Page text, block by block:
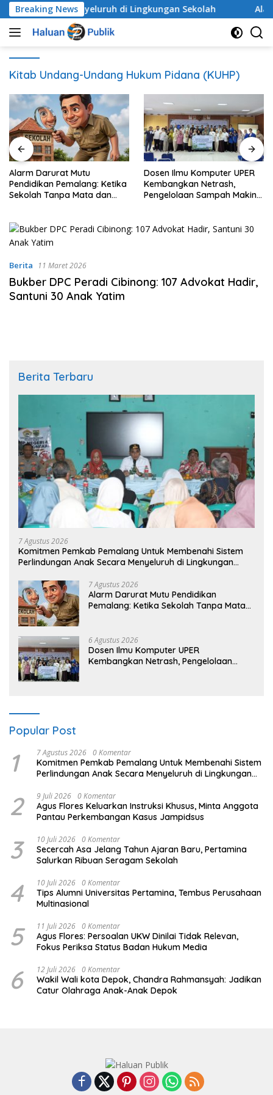
Langsung
ke
konten
Breaking News
Secara Menyeluruh di Lingkungan Sekolah
Kitab Undang-Undang Hukum Pidana (KUHP)
Alarm Darurat Mutu
Pendidikan Pemalang: Ketika
Sekolah Tanpa Mata dan
Dosen Ilmu Komputer UPER
Kembangkan Netrash,
Pengelolaan Sampah Makin
Berita 11 Maret 2026
Bukber DPC Peradi Cibinong: 107 Advokat Hadir,
Santuni 30 Anak Yatim
Berita Terbaru
7 Agustus 2026
Komitmen Pemkab Pemalang Untuk Membenahi Sistem
Perlindungan Anak Secara Menyeluruh di Lingkungan
7 Agustus 2026
Alarm Darurat Mutu Pendidikan
Pemalang: Ketika Sekolah Tanpa Mata
6 Agustus 2026
Dosen Ilmu Komputer UPER
Kembangkan Netrash, Pengelolaan
Popular Post
1 7 Agustus 2026 0 Komentar
Komitmen Pemkab Pemalang Untuk Membenahi Sistem
Perlindungan Anak Secara Menyeluruh di Lingkungan
2 9 Juli 2026 0 Komentar
Agus Flores Keluarkan Instruksi Khusus, Minta Anggota
Pantau Perkembangan Kasus Jampidsus
3 10 Juli 2026 0 Komentar
Secercah Asa Jelang Tahun Ajaran Baru, Pertamina
Salurkan Ribuan Seragam Sekolah
4 10 Juli 2026 0 Komentar
Tips Alumni Universitas Pertamina, Tembus Perusahaan
Multinasional
5 11 Juli 2026 0 Komentar
Agus Flores: Persoalan UKW Dinilai Tidak Relevan,
Fokus Periksa Status Badan Hukum Media
6 12 Juli 2026 0 Komentar
Wakil Wali kota Depok, Chandra Rahmansyah: Jadikan
Catur Olahraga Anak-Anak Depok